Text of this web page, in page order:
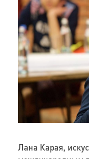
Лана Карая,